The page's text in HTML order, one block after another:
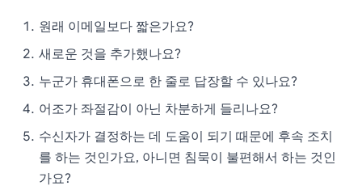
원래 이메일보다 짧은가요?
새로운 것을 추가했나요?
누군가 휴대폰으로 한 줄로 답장할 수 있나요?
어조가 좌절감이 아닌 차분하게 들리나요?
수신자가 결정하는 데 도움이 되기 때문에 후속 조치
를 하는 것인가요, 아니면 침묵이 불편해서 하는 것인
가요?